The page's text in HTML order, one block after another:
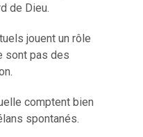
de Dieu.
jouent un rôle
sont pas des
comptent bien
spontanés.